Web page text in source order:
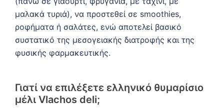
μαλακά τυριά), να προστεθεί σε smoothies,
ροφήματα ή σαλάτες, ενώ αποτελεί βασικό
συστατικό της μεσογειακής διατροφής και της
φυσικής φαρμακευτικής.
Γιατί να επιλέξετε ελληνικό θυμαρίσιο
μέλι Vlachos deli;